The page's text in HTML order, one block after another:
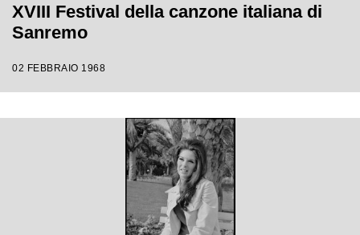
XVIII Festival della canzone italiana di
Sanremo
02 FEBBRAIO 1968